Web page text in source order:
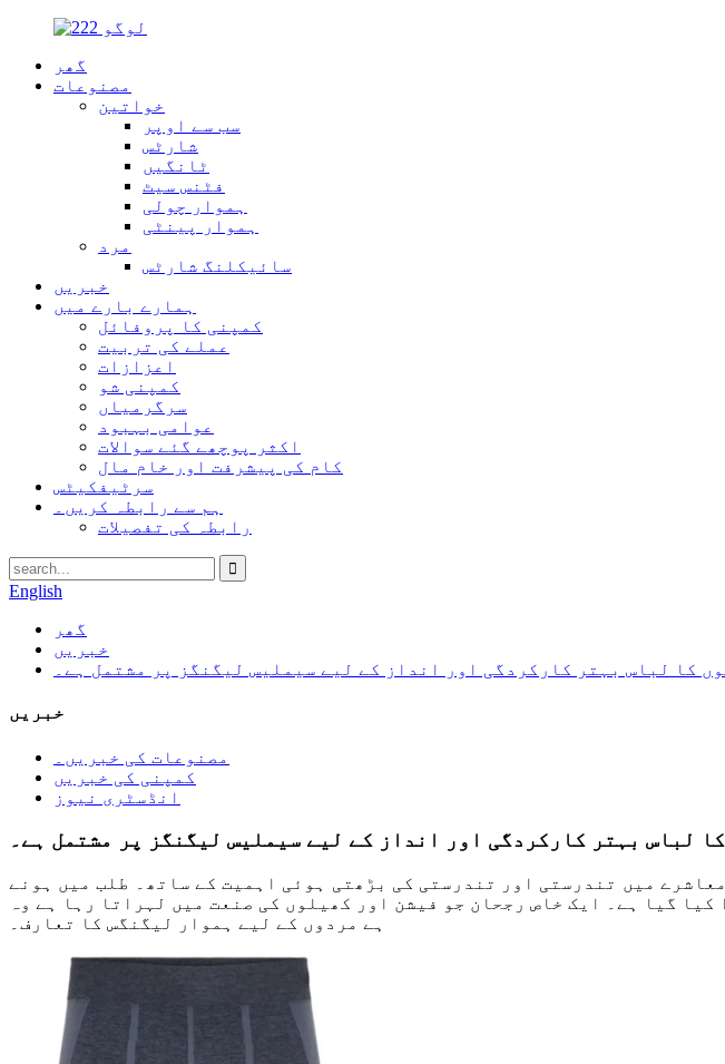
گھر
مصنوعات
خواتین
سب سے اوپر
شارٹس
ٹانگیں
فٹنس سیٹ
ہموار چولی
ہموار پینٹی
مرد
سائیکلنگ شارٹس
خبریں
ہمارے بارے میں
کمپنی کا پروفائل
عملے کی تربیت
اعزازات
کمپنی شو
سرگرمیاں
عوامی بہبود
اکثر پوچھے گئے سوالات
کام کی پیشرفت اور خام مال
سرٹیفکیٹس
ہم سے رابطہ کریں۔
رابطہ کی تفصیلات
English
گھر
خبریں
کا لباس بہتر کارکردگی اور انداز کے لیے سیملیس لیگنگز پر مشتمل ہے۔
خبریں
مصنوعات کی خبریں۔
کمپنی کی خبریں
انڈسٹری نیوز
لباس بہتر کارکردگی اور انداز کے لیے سیملیس لیگنگز پر مشتمل ہے۔
میں تندرستی اور تندرستی کی بڑھتی ہوئی اہمیت کے ساتھ۔ طلب میں ہونے
گیا ہے۔ ایک خاص رجحان جو فیشن اور کھیلوں کی صنعت میں لہراتا رہا ہے وہ
ہے مردوں کے لیے ہموار لیگنگس کا تعارف۔